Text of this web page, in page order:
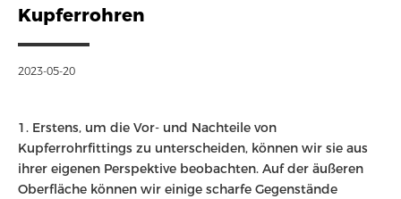
Kupferrohren
2023-05-20
1. Erstens, um die Vor- und Nachteile von
Kupferrohrfittings zu unterscheiden, können wir sie aus
ihrer eigenen Perspektive beobachten. Auf der äußeren
Oberfläche können wir einige scharfe Gegenstände